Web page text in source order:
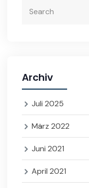
Archiv
Juli 2025
März 2022
Juni 2021
April 2021